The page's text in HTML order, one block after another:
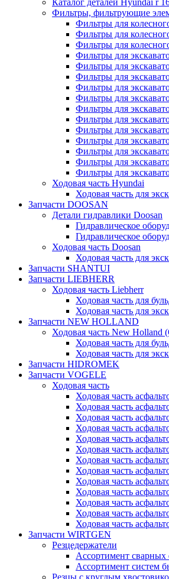
Каталог деталей Hyundai r
Фильтры, фильтрующие
Фильтры для
Фильтры для
Фильтры для
Фильтры для
Фильтры для
Фильтры для
Фильтры для
Фильтры для
Фильтры для
Фильтры для
Фильтры для
Фильтры для
Фильтры для
Фильтры для
Фильтры для
Ходовая часть Hyundai
Ходовая часть для
Запчасти DOOSAN
Детали гидравлики Doosan
Гидравлическое
Гидравлическое
Ходовая часть Doosan
Ходовая часть для
Запчасти SHANTUI
Запчасти LIEBHERR
Ходовая часть Liebherr
Ходовая часть для
Ходовая часть для
Запчасти NEW HOLLAND
Ходовая часть New Holland
Ходовая часть для
Ходовая часть для
Запчасти HIDROMEK
Запчасти VOGELE
Ходовая часть
Ходовая часть
Ходовая часть
Ходовая часть
Ходовая часть
Ходовая часть
Ходовая часть
Ходовая часть
Ходовая часть
Ходовая часть
Ходовая часть
Ходовая часть
Ходовая часть
Ходовая часть
Запчасти WIRTGEN
Резцедержатели
Ассортимент сварных
Ассортимент систем
Резцы с круглым